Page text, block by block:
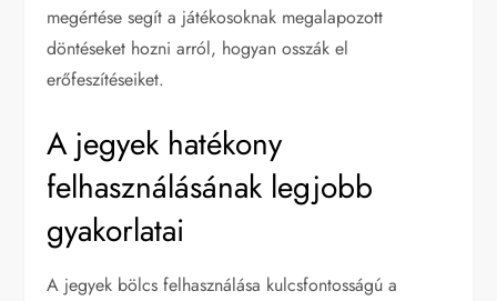
megértése segít a játékosoknak megalapozott
döntéseket hozni arról, hogyan osszák el
erőfeszítéseiket.
A jegyek hatékony
felhasználásának legjobb
gyakorlatai
A jegyek bölcs felhasználása kulcsfontosságú a